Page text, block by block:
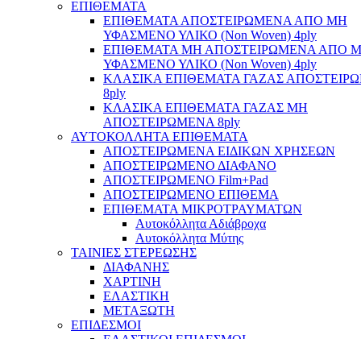
ΕΠΙΘΕΜΑΤΑ
ΕΠΙΘΕΜΑΤΑ ΑΠΟΣΤΕΙΡΩΜΕΝΑ ΑΠΟ ΜΗ
ΥΦΑΣΜΕΝΟ ΥΛΙΚΟ (Non Woven) 4ply
ΕΠΙΘΕΜΑΤΑ ΜΗ ΑΠΟΣΤΕΙΡΩΜΕΝΑ ΑΠΟ
ΥΦΑΣΜΕΝΟ ΥΛΙΚΟ (Non Woven) 4ply
ΚΛΑΣΙΚΑ ΕΠΙΘΕΜΑΤΑ ΓΑΖΑΣ
8ply
ΚΛΑΣΙΚΑ ΕΠΙΘΕΜΑΤΑ ΓΑΖΑΣ ΜΗ
ΑΠΟΣΤΕΙΡΩΜΕΝΑ 8ply
ΑΥΤΟΚΟΛΛΗΤΑ ΕΠΙΘΕΜΑΤΑ
ΑΠΟΣΤΕΙΡΩΜΕΝΑ ΕΙΔΙΚΩΝ ΧΡΗΣΕΩΝ
ΑΠΟΣΤΕΙΡΩΜΕΝΟ ΔΙΑΦΑΝΟ
ΑΠΟΣΤΕΙΡΩΜΕΝΟ Film+Pad
ΑΠΟΣΤΕΙΡΩΜΕΝΟ ΕΠΙΘΕΜΑ
ΕΠΙΘΕΜΑΤΑ ΜΙΚΡΟΤΡΑΥΜΑΤΩΝ
Αυτοκόλλητα Αδιάβροχα
Αυτοκόλλητα Μύτης
ΤΑΙΝΙΕΣ ΣΤΕΡΕΩΣΗΣ
ΔΙΑΦΑΝΗΣ
ΧΑΡΤΙΝΗ
ΕΛΑΣΤΙΚΗ
ΜΕΤΑΞΩΤΗ
ΕΠΙΔΕΣΜΟΙ